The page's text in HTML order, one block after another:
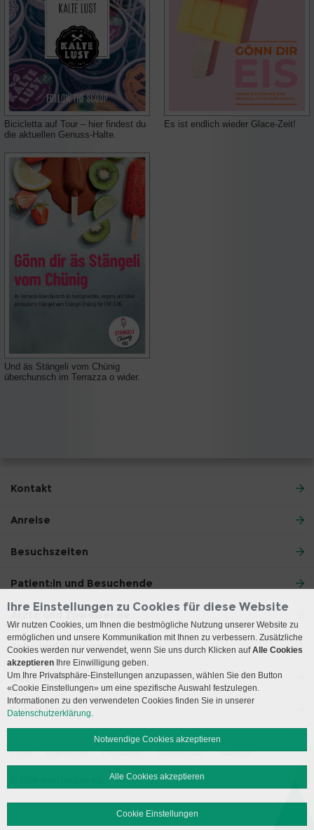
Bicicletta auf Tour – hier findest du
die aktuellen Genuss‑Halte.
Es ist endlich wieder Glace‑Zeit!
Und äs Stängeli vom Chünig
überchunsch im Terrazza o wider.
Kontakt
Anreise
Besuchszeiten
Patient:in und Besuchende
Ärzte und Zuweisende
Jobs und Karriere
Das Inselspital
Social Media
Login Impressum Disclaimer Datenschutz Sitemap
Ihre Einstellungen zu Cookies für diese Website
Wir nutzen Cookies, um Ihnen die bestmögliche Nutzung unserer Website zu
ermöglichen und unsere Kommunikation mit Ihnen zu verbessern. Zusätzliche
Cookies werden nur verwendet, wenn Sie uns durch Klicken aufAlle Cookies
akzeptieren Ihre Einwilligung geben.
Um Ihre Privatsphäre-Einstellungen anzupassen, wählen Sie den Button
«Cookie Einstellungen» um eine spezifische Auswahl festzulegen.
Informationen zu den verwendeten Cookies finden Sie in unserer
Datenschutzerklärung.
Notwendige Cookies akzeptieren
Alle Cookies akzeptieren
Cookie Einstellungen